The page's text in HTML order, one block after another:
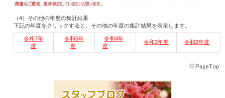
（4）その他の年度の集計結果
下記の年度をクリックすると、その他の年度の集計結果を表示します。
令和7年
度
令和5年
度
令和4年
度
令和3年度 令和2年度